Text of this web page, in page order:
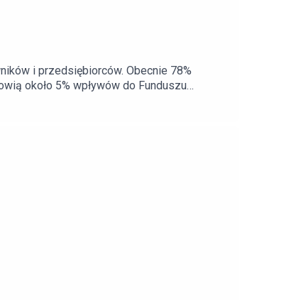
i przedsiębiorców. Obecnie 78%
około 5% wpływów do Funduszu